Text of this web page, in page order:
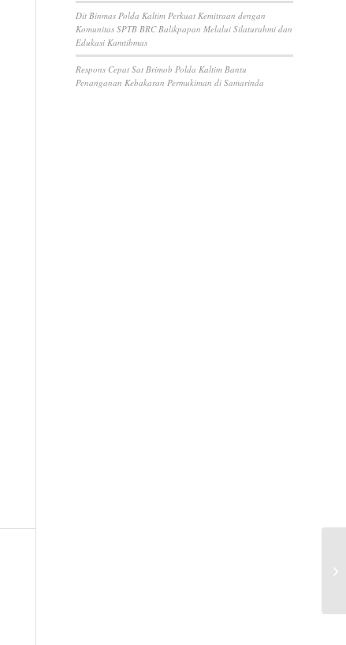
Dit Binmas Polda Kaltim Perkuat Kemitraan dengan
Komunitas SPTB BRC Balikpapan Melalui Silaturahmi dan
Edukasi Kamtibmas
Respons Cepat Sat Brimob Polda Kaltim Bantu
Penanganan Kebakaran Permukiman di Samarinda